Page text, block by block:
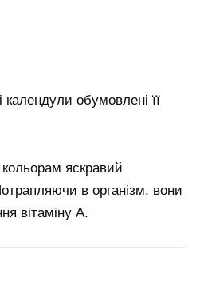
календули обумовлені її
яскравий
в організм, вони
вітаміну А.